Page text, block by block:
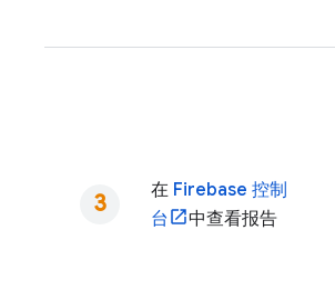
在 Firebase 控制
台
中查看报告